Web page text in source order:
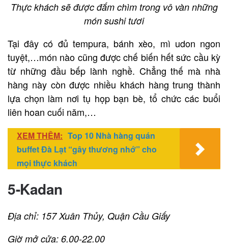
Thực khách sẽ được đắm chìm trong vô vàn những
món sushi tươi
Tại đây có đủ tempura, bánh xèo, mì udon ngon
tuyệt,…món nào cũng được chế biến hết sức cầu kỳ
từ những đầu bếp lành nghề. Chẳng thế mà nhà
hàng này còn được nhiều khách hàng trung thành
lựa chọn làm nơi tụ họp bạn bè, tổ chức các buổi
liên hoan cuối năm,…
XEM THÊM: Top 10 Nhà hàng quán
buffet Đà Lạt “gây thương nhớ” cho
mọi thực khách
5-Kadan
Địa chỉ: 157 Xuân Thủy, Quận Cầu Giấy
Giờ mở cửa: 6.00-22.00